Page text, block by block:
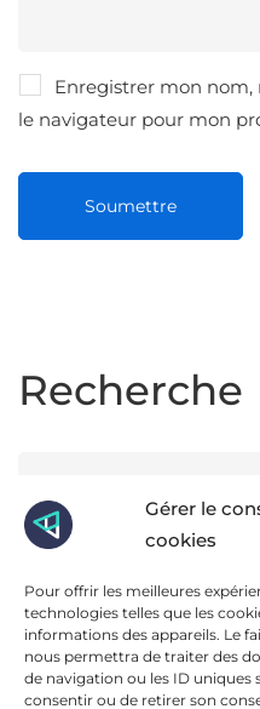
Gérer le
cookies
Pour offrir les meilleures
technologies telles que les
informations des appareils. Le
nous permettra de traiter des
de navigation ou les ID uniques
consentir ou de retirer son
Enregistrer mon
le navigateur pour mon
Recherche
for:
Articles
Berkail, notre